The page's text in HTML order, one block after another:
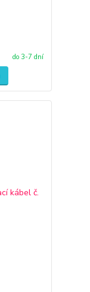
do 3-7 dní